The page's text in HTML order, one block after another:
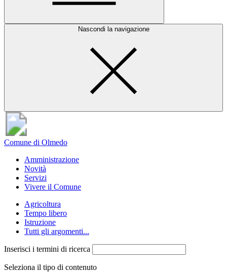
Nascondi la navigazione
Comune di Olmedo
Amministrazione
Novità
Servizi
Vivere il Comune
Agricoltura
Tempo libero
Istruzione
Tutti gli argomenti...
Inserisci i termini di ricerca
Seleziona il tipo di contenuto